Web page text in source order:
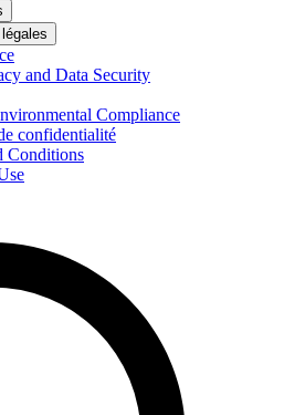
and Data Security
Compliance
confidentialité
Conditions